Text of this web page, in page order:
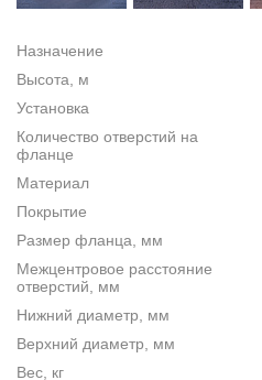
Назначение
Высота, м
Установка
Количество отверстий на
фланце
Материал
Покрытие
Размер фланца, мм
Межцентровое расстояние
отверстий, мм
Нижний диаметр, мм
Верхний диаметр, мм
Вес, кг